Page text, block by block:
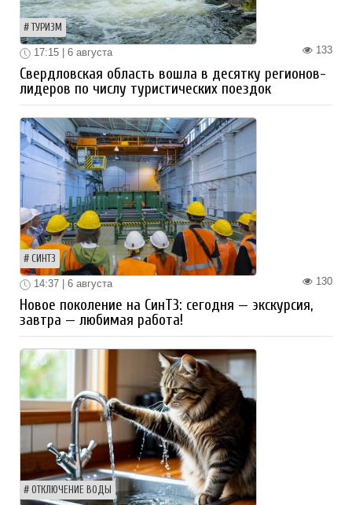
ТУРИЗМ
133
17:15 | 6 августа
Свердловская область вошла в десятку регионов-
лидеров по числу туристических поездок
СИНТЗ
130
14:37 | 6 августа
Новое поколение на СинТЗ: сегодня — экскурсия,
завтра — любимая работа!
ОТКЛЮЧЕНИЕ ВОДЫ